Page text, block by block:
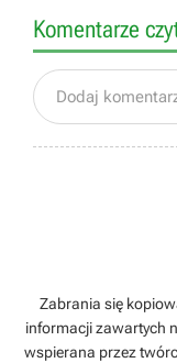
Komentarze
Dodaj
Zabrania się
informacji zawartych
wspierana przez